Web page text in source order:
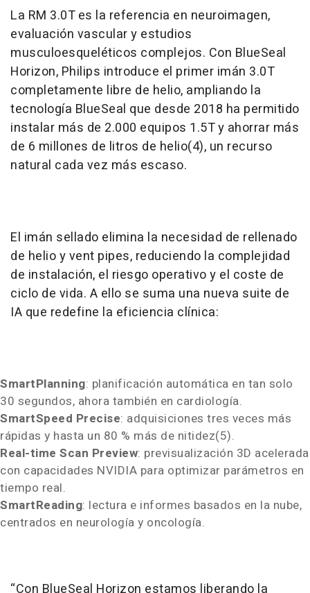
La RM 3.0T es la referencia en neuroimagen,
evaluación vascular y estudios
musculoesqueléticos complejos. Con BlueSeal
Horizon, Philips introduce el primer imán 3.0T
completamente libre de helio, ampliando la
tecnología BlueSeal que desde 2018 ha permitido
instalar más de 2.000 equipos 1.5T y ahorrar más
de 6 millones de litros de helio(4), un recurso
natural cada vez más escaso.
El imán sellado elimina la necesidad de rellenado
de helio y vent pipes, reduciendo la complejidad
de instalación, el riesgo operativo y el coste de
ciclo de vida. A ello se suma una nueva suite de
IA que redefine la eficiencia clínica:
SmartPlanning: planificación automática en tan solo
30 segundos, ahora también en cardiología.
SmartSpeed Precise: adquisiciones tres veces más
rápidas y hasta un 80 % más de nitidez(5).
Real-time Scan Preview: previsualización 3D acelerada
con capacidades NVIDIA para optimizar parámetros en
tiempo real.
SmartReading: lectura e informes basados en la nube,
centrados en neurología y oncología.
“Con BlueSeal Horizon estamos liberando la